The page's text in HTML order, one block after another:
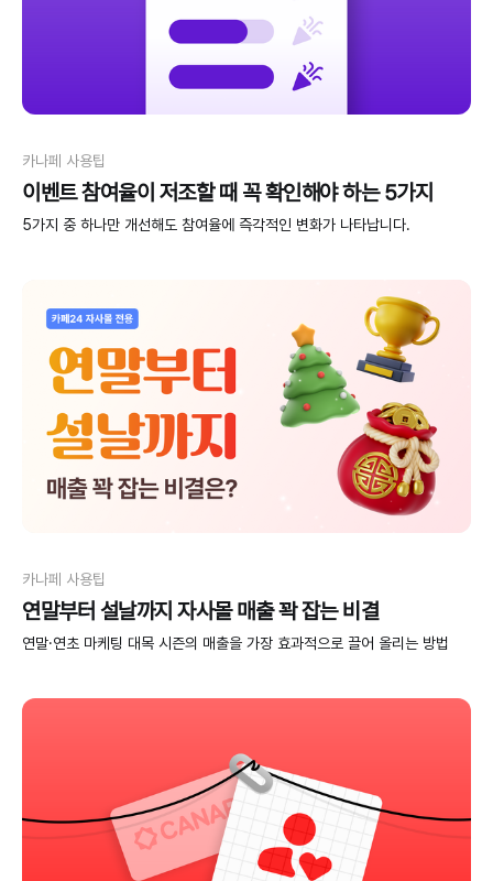
카나페 사용팁
이벤트 참여율이 저조할 때 꼭 확인해야 하는 5가지
5가지 중 하나만 개선해도 참여율에 즉각적인 변화가 나타납니다.
카나페 사용팁
연말부터 설날까지 자사몰 매출 꽉 잡는 비결
연말·연초 마케팅 대목 시즌의 매출을 가장 효과적으로 끌어 올리는 방법